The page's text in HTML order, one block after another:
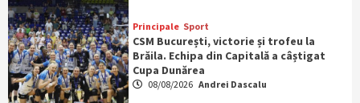
Principale Sport
CSM București, victorie și trofeu la
Brăila. Echipa din Capitală a câștigat
Cupa Dunărea
08/08/2026 Andrei Dascalu